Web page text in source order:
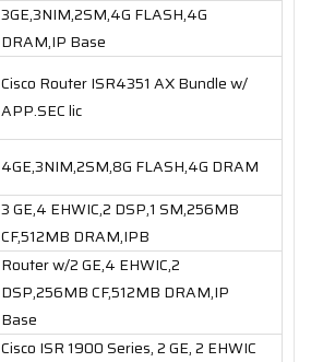
3GE,3NIM,2SM,4G FLASH,4G
DRAM,IP Base
Cisco Router ISR4351 AX Bundle w/
APP.SEC lic
4GE,3NIM,2SM,8G FLASH,4G DRAM
3 GE,4 EHWIC,2 DSP,1 SM,256MB
CF,512MB DRAM,IPB
Router w/2 GE,4 EHWIC,2
DSP,256MB CF,512MB DRAM,IP
Base
Cisco ISR 1900 Series, 2 GE, 2 EHWIC